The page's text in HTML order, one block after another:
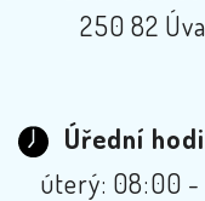
250 82
Úřední
úterý: 08:00 -